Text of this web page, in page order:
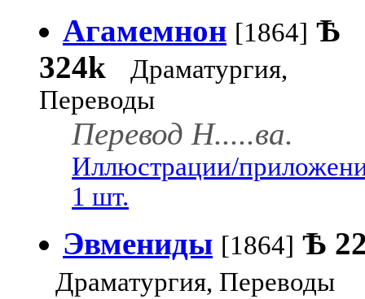
Агамемнон [1864] Ѣ
324k
Драматургия,
Переводы
Перевод Н.....ва.
Иллюстрации/
1 шт.
Эвмениды [1864] Ѣ
Драматургия, Переводы